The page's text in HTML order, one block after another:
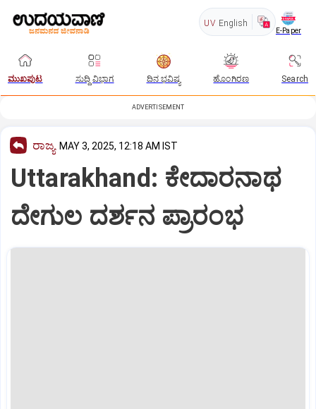
UV English
E-Paper
ಮುಖಪುಟ ಸುದ್ದಿ ವಿಭಾಗ ದಿನ ಭವಿಷ್ಯ ಹೊಂಗಿರಣ Search
ADVERTISEMENT
ರಾಜ್ಯ MAY 3, 2025, 12:18 AM IST
Uttarakhand: ಕೇದಾರನಾಥ
ದೇಗುಲ ದರ್ಶನ ಪ್ರಾರಂಭ